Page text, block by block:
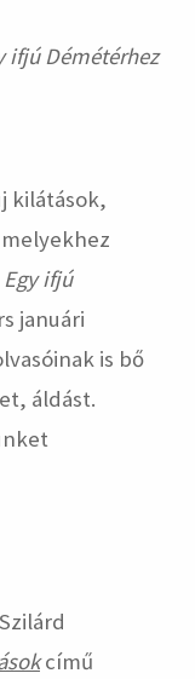
ifjú Démétérhez
kilátások,
Egy ifjú
januári
is bő
áldást.
című